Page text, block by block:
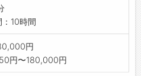
10時間
円
円〜180,000円